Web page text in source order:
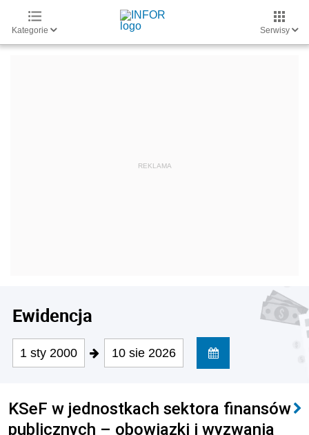
Kategorie Serwisy
Ewidencja
1 sty 2000 10 sie 2026
KSeF w jednostkach sektora finansów
publicznych – obowiązki i wyzwania